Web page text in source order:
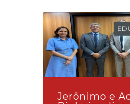
Jerônimo e